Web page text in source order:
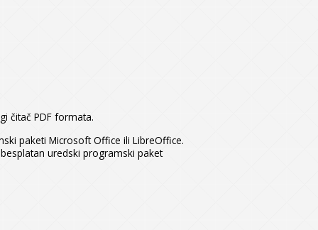
čitač PDF formata.
paketi Microsoft Office ili LibreOffice.
uredski programski paket